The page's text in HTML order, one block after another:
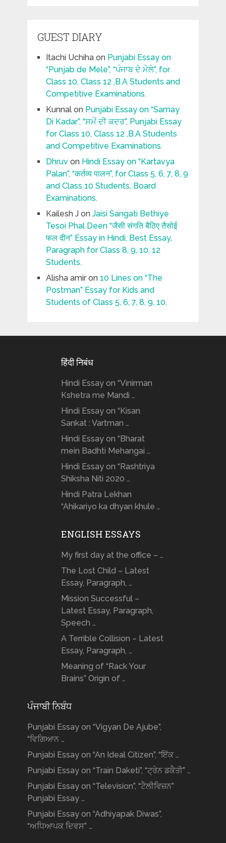
GUEST DIARY
Itachi Uchihaon Punjabi Essay on
“Punjab de Mele”, “ਪੰਜਾਬ ਦੇ ਮੇਲੇ”, for
Class 10, Class 12 ,B.A Students and
Competitive Examinations.
Kunnalon Punjabi Essay on “Samay
Di Kadar”, “ਸਮੇਂ ਦੀ ਕਦਰ”, Punjabi Essay
for Class 10, Class 12 ,B.A Students
and Competitive Examinations.
Dhruvon Hindi Essay on “Kartavya
Palan”, “कर्तव्य पालन”, for Class 5, 6, 7, 8, 9
and Class 10 Students, Board
Examinations.
Kailesh Jon Jaisi Sangati Bethiye
Tesoi Phal Deen “जैसी संगति बैठिए तैसोई
फल दीन” Essay in Hindi, Best Essay,
Paragraph for Class 8, 9, 10, 12
Students.
Alisha amiron 10 Lines on “The
Postman” Essay for Kids and
Students of Class 5, 6, 7, 8, 9, 10.
हिंदी निबंध
Hindi Essay on “Vinirman
Kshetra me Mandi …
Hindi Essay on “Kisan
Sankat : Vartman …
Hindi Essay on “Bharat
mein Badhti Mehangai …
Hindi Essay on “Rashtriya
Shiksha Niti 2020 …
Hindi Patra Lekhan
“Ahikariyo ka dhyan khule …
ENGLISH ESSAYS
My first day at the office – …
The Lost Child – Latest
Essay, Paragraph, …
Mission Successful –
Latest Essay, Paragraph,
Speech …
A Terrible Collision – Latest
Essay, Paragraph, …
Meaning of “Rack Your
Brains” Origin of …
ਪੰਜਾਬੀ ਨਿਬੰਧ
Punjabi Essay on “Vigyan De Ajube”,
“ਵਿਗਿਆਨ …
Punjabi Essay on “An Ideal Citizen”, “ਇੱਕ …
Punjabi Essay on “Train Daketi”, “ਟ੍ਰੇਨ ਡਕੈਤੀ” …
Punjabi Essay on “Television”, “ਟੈਲੀਵਿਜ਼ਨ”
Punjabi Essay …
Punjabi Essay on “Adhiyapak Diwas”,
“ਅਧਿਆਪਕ ਦਿਵਸ” …